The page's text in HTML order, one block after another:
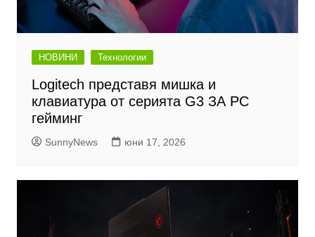
НОВИНИ Технологии
Logitech представя мишка и
клавиатура от серията G3 ЗА PC
гейминг
SunnyNews юни 17, 2026